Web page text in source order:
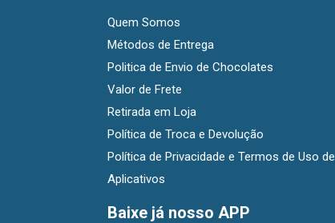
Quem Somos
Métodos de Entrega
Politica de Envio de Chocolates
Valor de Frete
Retirada em Loja
Política de Troca e Devolução
Política de Privacidade e Termos de Uso de
Aplicativos
Baixe já nosso APP